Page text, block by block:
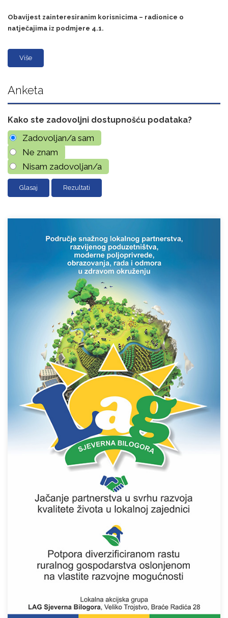
Obavijest zainteresiranim korisnicima – radionice o
natječajima iz podmjere 4.1.
Više
Anketa
Kako ste zadovoljni dostupnošću podataka?
Zadovoljan/a sam
Ne znam
Nisam zadovoljan/a
Rezultati